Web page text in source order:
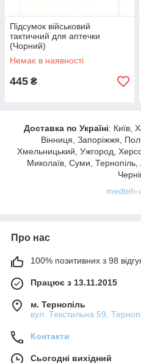
Підсумок військовий
тактичний для аптечки
(Чорний)
Немає в наявності
445 ₴
Доставка по Україні: Київ,
Вінниця, Запоріжжя,
Хмельницький, Ужгород,
Миколаїв, Суми, Тернопіль,
medteh-
Про нас
100% позитивних з 98
Працює з 13.11.2015
м. Тернопіль
вул. Текстильна 59,
Контакти
Сьогодні вихідний